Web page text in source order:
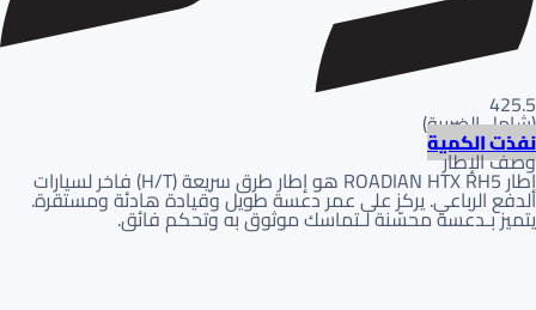
425.5
(شامل الضريبة)
نفذت الكمية
وصف الإطار
إطار ROADIAN HTX RH5 هو إطار طرق سريعة (H/T) فاخر لسيارات
الدفع الرباعي. يركز على عمر دعسة طويل وقيادة هادئة ومستقرة.
يتميز بـدعسة محسّنة لـتماسك موثوق به وتحكم فائق.